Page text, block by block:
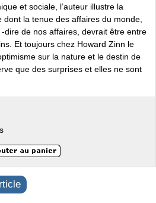
et sociale, l’auteur illustre la
dont la tenue des affaires du monde,
dire de nos affaires, devrait être entre
Et toujours chez Howard Zinn le
sur la nature et le destin de
que des surprises et elles ne sont